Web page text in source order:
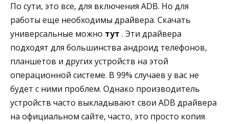
По сути, это все, для включения ADB. Но для
работы еще необходимы драйвера. Скачать
универсальные можно тут . Эти драйвера
подходят для большинства андроид телефонов,
планшетов и других устройств на этой
операционной системе. В 99% случаев у вас не
будет с ними проблем. Однако производитель
устройств часто выкладывают свои ADB драйвера
на официальном сайте, часто, это просто копия